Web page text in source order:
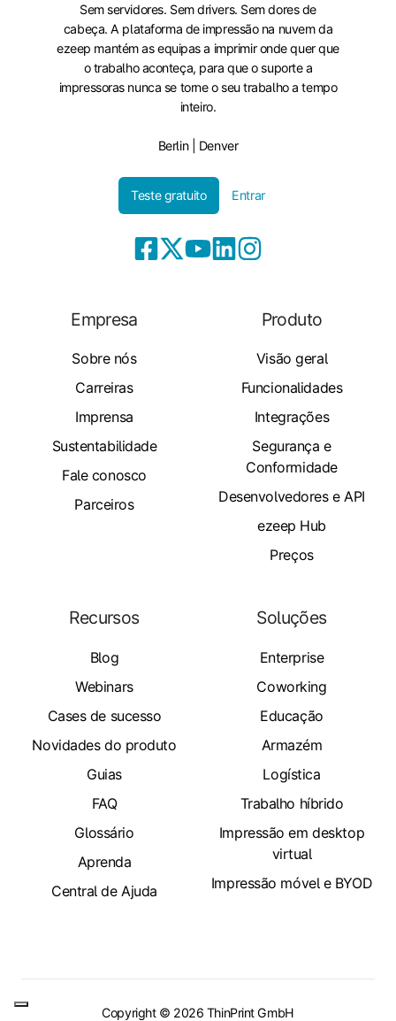
Sem servidores. Sem drivers. Sem dores de
cabeça. A plataforma de impressão na nuvem da
ezeep mantém as equipas a imprimir onde quer que
o trabalho aconteça, para que o suporte a
impressoras nunca se torne o seu trabalho a tempo
inteiro.
Berlin | Denver
Teste gratuito Entrar
Empresa
Sobre nós
Carreiras
Imprensa
Sustentabilidade
Fale conosco
Parceiros
Produto
Visão geral
Funcionalidades
Integrações
Segurança e
Conformidade
Desenvolvedores e API
ezeep Hub
Preços
Recursos
Blog
Webinars
Cases de sucesso
Novidades do produto
Guias
FAQ
Glossário
Aprenda
Central de Ajuda
Soluções
Enterprise
Coworking
Educação
Armazém
Logística
Trabalho híbrido
Impressão em desktop
virtual
Impressão móvel e BYOD
Copyright © 2026 ThinPrint GmbH